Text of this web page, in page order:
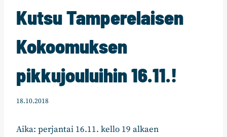
Kutsu Tamperelaisen
Kokoomuksen
pikkujouluihin 16.11.!
18.10.2018
Aika: perjantai 16.11. kello 19 alkaen